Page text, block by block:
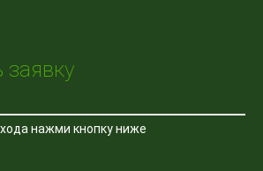
заявку
нажми кнопку ниже